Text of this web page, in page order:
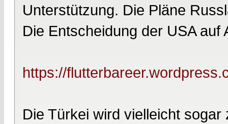
Unterstützung. Die Pläne
Die Entscheidung der USA
https://
Die Türkei wird vielleicht